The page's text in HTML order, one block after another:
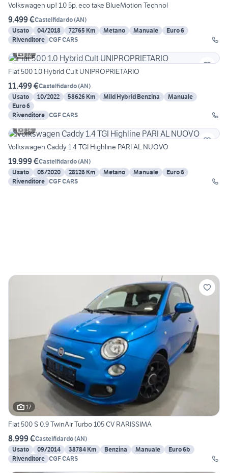
Volkswagen up! 1.0 5p. eco take BlueMotion Technol
9.499 €Castelfidardo(AN)
Usato
04/2018 72765 Km Metano Manuale
Euro 6
Rivenditore CGF CARS
12
Fiat 500 1.0 Hybrid Cult UNIPROPRIETARIO
11.499 €Castelfidardo(AN)
Usato
10/2022 58626 Km Mild Hybrid Benzina
Manuale
Euro 6
Rivenditore CGF CARS
14
Volkswagen Caddy 1.4 TGI Highline PARI AL NUOVO
19.999 €Castelfidardo(AN)
Usato
05/2020 28126 Km Metano Manuale
Euro 6
Rivenditore CGF CARS
17
Fiat 500 S 0.9 TwinAir Turbo 105 CV RARISSIMA
8.999 €Castelfidardo(AN)
Usato
09/2014 38784 Km Benzina Manuale
Euro 6b
Rivenditore CGF CARS